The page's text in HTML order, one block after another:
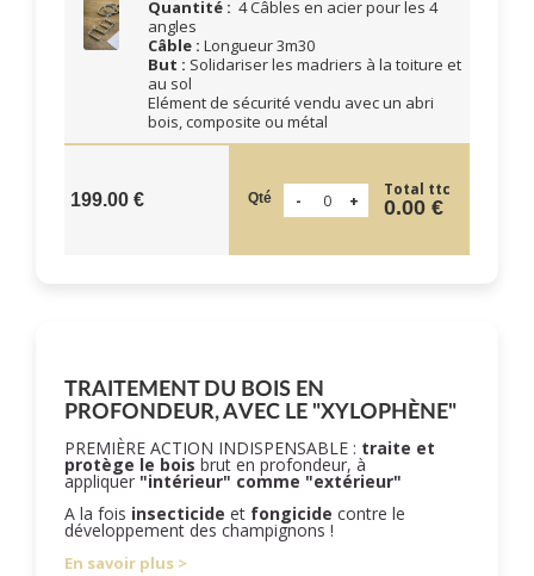
Quantité : 4 Câbles en acier pour les 4
angles
Câble : Longueur 3m30
But : Solidariser les madriers à la toiture et
au sol
Elément de sécurité vendu avec un abri
bois, composite ou métal
199.00 € Qté Total ttc
0.00 €
TRAITEMENT DU BOIS EN
PROFONDEUR, AVEC LE "XYLOPHÈNE"
PREMIÈRE ACTION INDISPENSABLE : traite et
protège le bois brut en profondeur, à
appliquer "intérieur" comme "extérieur"
A la fois insecticide et fongicide contre le
développement des champignons !
En savoir plus